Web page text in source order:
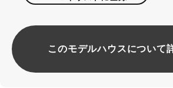
このモデルハウスについて